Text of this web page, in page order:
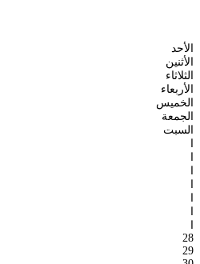
الأحد
الأثنين
الثلاثاء
الأربعاء
الخميس
الجمعة
السبت
ا
ا
ا
ا
ا
ا
ا
28
29